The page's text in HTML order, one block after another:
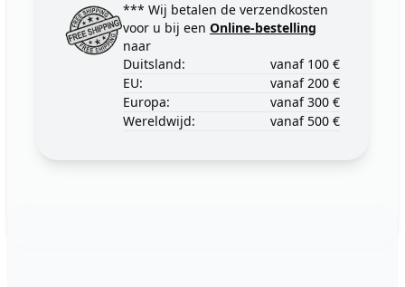
*** Wij betalen de verzendkosten
voor u bij een Online-bestelling
naar
Duitsland:
vanaf 100 €
EU:
vanaf 200 €
Europa:
vanaf 300 €
Wereldwijd:
vanaf 500 €